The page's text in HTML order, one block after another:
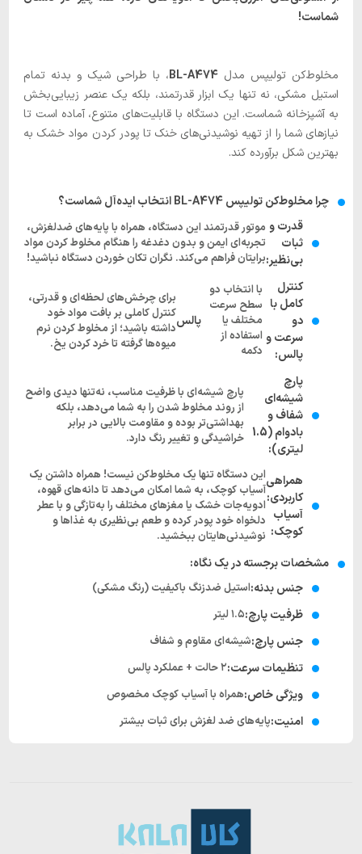
شماست!
مخلوط‌کن تولیپس مدلBL-A474، با طراحی شیک و بدنه تمام
استیل مشکی، نه تنها یک ابزار قدرتمند، بلکه یک عنصر زیبایی‌بخش
به آشپزخانه شماست. این دستگاه با قابلیت‌های متنوع، آماده است تا
نیازهای شما را از تهیه نوشیدنی‌های خنک تا پودر کردن مواد خشک به
بهترین شکل برآورده کند.
چرا مخلوط‌کن تولیپس BL-A474 انتخاب ایده‌آل شماست؟
قدرت و
ثبات
بی‌نظیر:
موتور قدرتمند این دستگاه، همراه با پایه‌های ضدلغزش،
تجربه‌ای ایمن و بدون دغدغه را هنگام مخلوط کردن مواد
برایتان فراهم می‌کند. نگران تکان خوردن دستگاه نباشید!
کنترل
کامل با
دو
سرعت و
پالس:
با انتخاب دو
سطح سرعت
مختلف یا
استفاده از
دکمه
پالس
برای چرخش‌های لحظه‌ای و قدرتی،
کنترل کاملی بر بافت مواد خود
داشته باشید؛ از مخلوط کردن نرم
میوه‌ها گرفته تا خرد کردن یخ.
پارچ
شیشه‌ای
شفاف و
بادوام (1.5
لیتری):
پارچ شیشه‌ای با ظرفیت مناسب، نه‌تنها دیدی واضح
از روند مخلوط شدن را به شما می‌دهد، بلکه
بهداشتی‌تر بوده و مقاومت بالایی در برابر
خراشیدگی و تغییر رنگ دارد.
همراهی
کاربردی:
آسیاب
کوچک:
این دستگاه تنها یک مخلوط‌کن نیست! همراه داشتن یک
آسیاب کوچک، به شما امکان می‌دهد تا دانه‌های قهوه،
ادویه‌جات خشک یا مغزهای مختلف را به‌تازگی و با عطر
دلخواه خود پودر کرده و طعم بی‌نظیری به غذاها و
نوشیدنی‌هایتان ببخشید.
مشخصات برجسته در یک نگاه:
جنس بدنه:استیل ضدزنگ باکیفیت (رنگ مشکی)
ظرفیت پارچ:۱.۵ لیتر
جنس پارچ:شیشه‌ای مقاوم و شفاف
تنظیمات سرعت:۲ حالت + عملکرد پالس
ویژگی خاص:همراه با آسیاب کوچک مخصوص
امنیت:پایه‌های ضد لغزش برای ثبات بیشتر